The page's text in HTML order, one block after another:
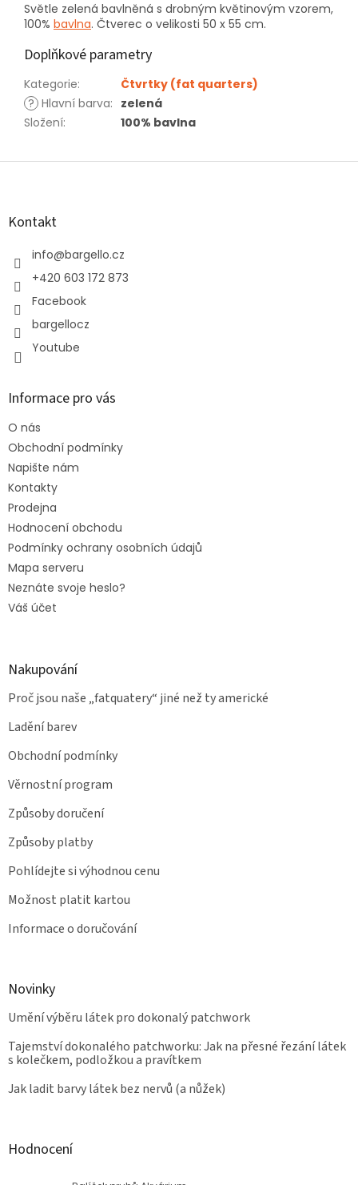
Světle zelená bavlněná s drobným květinovým vzorem,
100% bavlna. Čtverec o velikosti 50 x 55 cm.
Doplňkové parametry
Kategorie:
Čtvrtky (fat quarters)
? Hlavní barva: zelená
Složení: 100% bavlna
Z
Kontakt
info@bargello.cz
+420 603 172 873
Facebook
bargellocz
Youtube
Informace pro vás
O nás
Obchodní podmínky
Napište nám
Kontakty
Prodejna
Hodnocení obchodu
Podmínky ochrany osobních údajů
Mapa serveru
Neznáte svoje heslo?
Váš účet
Nakupování
Proč jsou naše „fatquatery“ jiné než ty americké
Ladění barev
Obchodní podmínky
Věrnostní program
Způsoby doručení
Způsoby platby
Pohlídejte si výhodnou cenu
Možnost platit kartou
Informace o doručování
Novinky
Umění výběru látek pro dokonalý patchwork
Tajemství dokonalého patchworku: Jak na přesné řezání látek
s kolečkem, podložkou a pravítkem
Jak ladit barvy látek bez nervů (a nůžek)
Hodnocení